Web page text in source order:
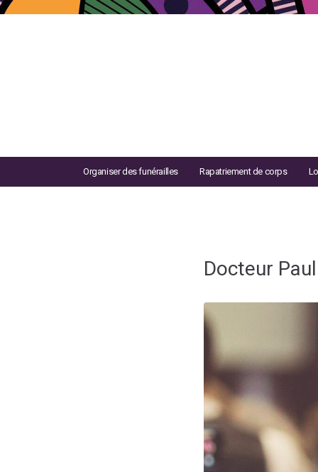
Organiser des funérailles Rapatriement de corps
Docteur Paul